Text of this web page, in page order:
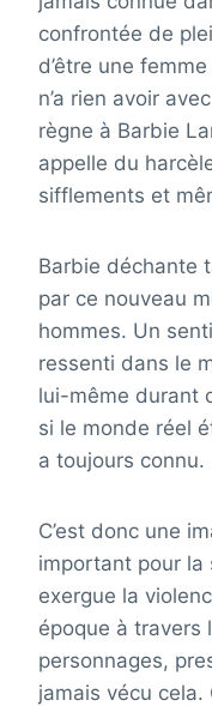
confrontée de
d’être une
n’a rien avoir
règne à Barbie
appelle du
sifflements et
Barbie déchante
par ce nouveau
hommes. Un
ressenti dans le
lui-même durant
si le monde réel
a toujours connu.
C’est donc une
important pour la
exergue la
époque à travers
personnages,
jamais vécu